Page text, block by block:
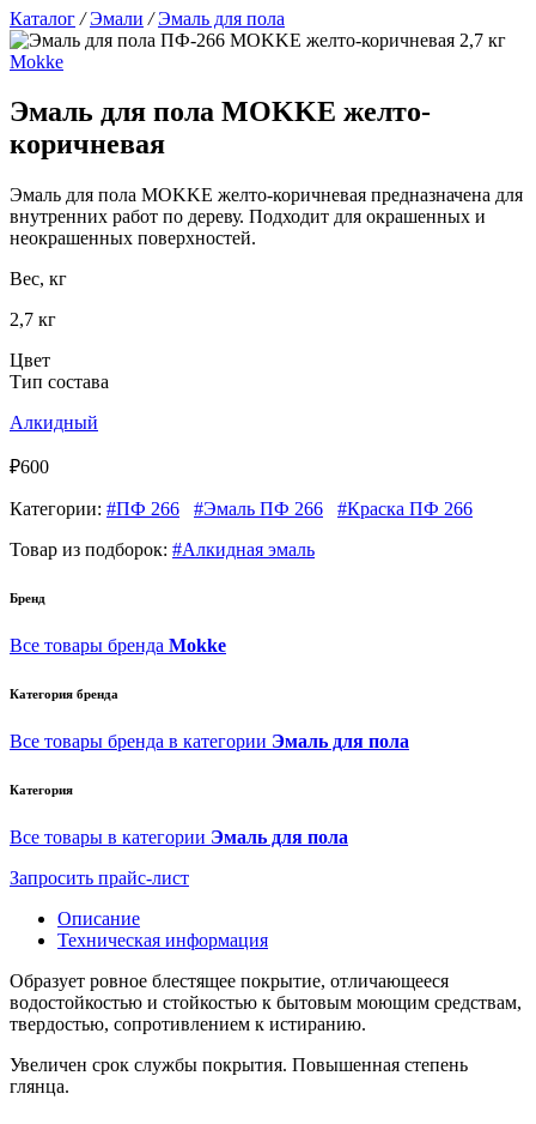
Каталог / Эмали / Эмаль для пола
Mokke
Эмаль для пола MОKKE желто-
коричневая
Эмаль для пола MОKKE желто-коричневая предназначена для
внутренних работ по дереву. Подходит для окрашенных и
неокрашенных поверхностей.
Вес, кг
2,7 кг
Цвет
Тип состава
Алкидный
₽600
Категории: #ПФ 266 #Эмаль ПФ 266
#Краска ПФ 266
Товар из подборок: #Алкидная эмаль
Бренд
Все товары бренда Mokke
Категория бренда
Все товары бренда в категории Эмаль для пола
Категория
Все товары в категории Эмаль для пола
Запросить прайс-лист
Описание
Техническая информация
Образует ровное блестящее покрытие, отличающееся
водостойкостью и стойкостью к бытовым моющим средствам,
твердостью, сопротивлением к истиранию.
Увеличен срок службы покрытия. Повышенная степень
глянца.